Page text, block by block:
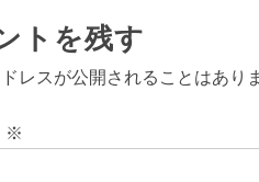
トを残す
レスが公開されることはあり
※